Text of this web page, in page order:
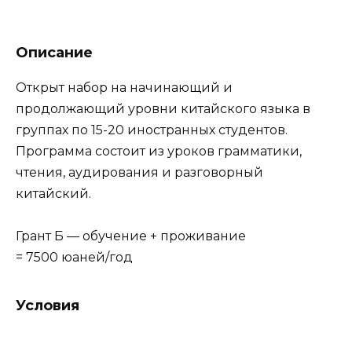
Описание
Открыт набор на начинающий и
продолжающий уровни китайского языка в
группах по 15-20 иностранных студентов.
Программа состоит из уроков грамматики,
чтения, аудирования и разговорный
китайский.
Грант Б — обучение + проживание
= 7500 юаней/год
Условия